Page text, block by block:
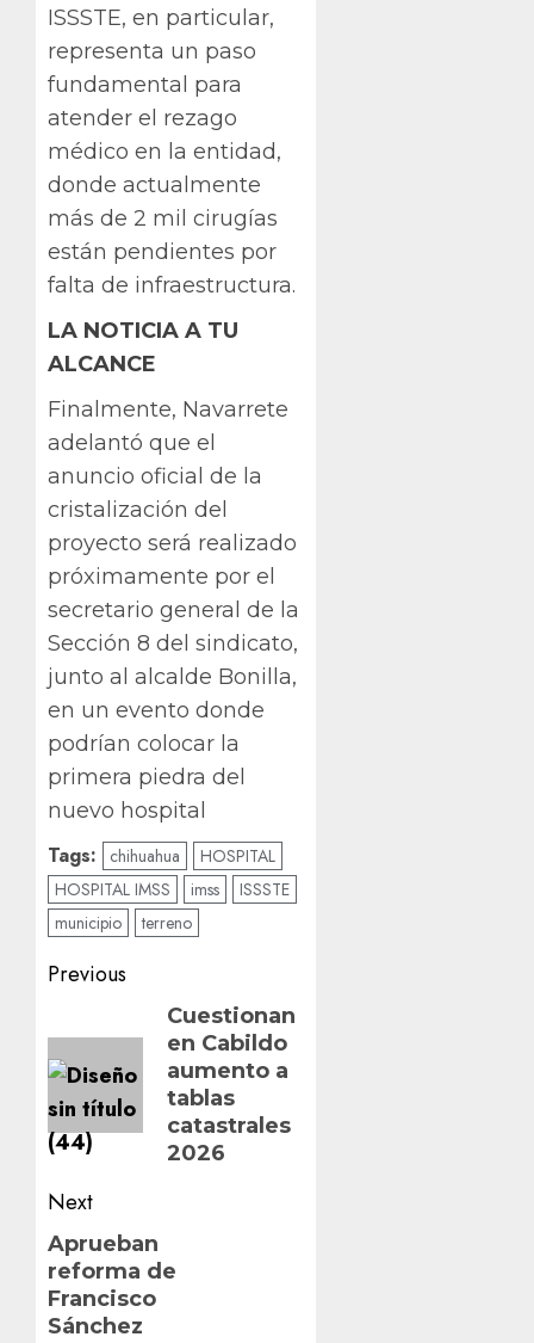
ISSSTE, en particular,
representa un paso
fundamental para
atender el rezago
médico en la entidad,
donde actualmente
más de 2 mil cirugías
están pendientes por
falta de infraestructura.
LA NOTICIA A TU
ALCANCE
Finalmente, Navarrete
adelantó que el
anuncio oficial de la
cristalización del
proyecto será realizado
próximamente por el
secretario general de la
Sección 8 del sindicato,
junto al alcalde Bonilla,
en un evento donde
podrían colocar la
primera piedra del
nuevo hospital
Tags: chihuahua
HOSPITAL
HOSPITAL IMSS
imss
ISSSTE
municipio
terreno
Post
navigation
Previous
post:
Cuestionan
en Cabildo
aumento a
tablas
catastrales
2026
Next
Next
post:
Aprueban
reforma de
Francisco
Sánchez